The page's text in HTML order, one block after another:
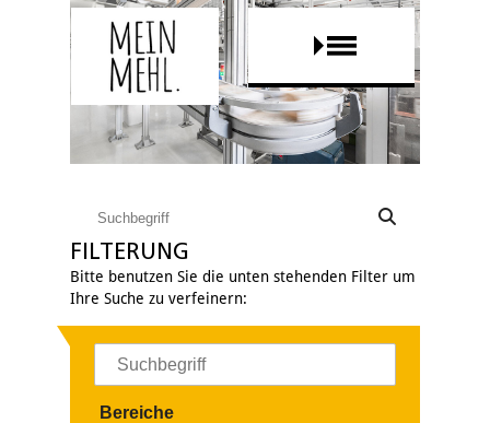
FILTERUNG
Bitte benutzen Sie die unten stehenden Filter um
Ihre Suche zu verfeinern:
Bereiche